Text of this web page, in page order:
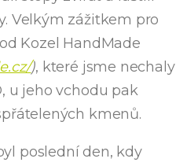
Velkým zážitkem pro
Kozel HandMade
), které jsme nechaly
u jeho vchodu pak
kmenů.
poslední den, kdy